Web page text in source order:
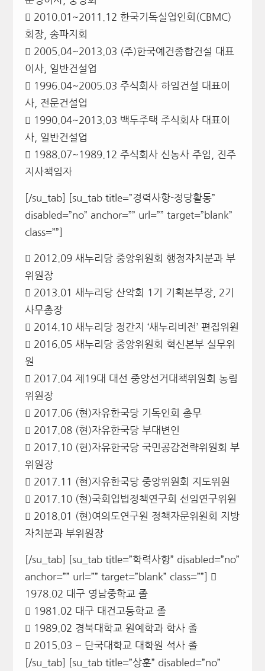
 2010.01~2011.12 한국기독실업인회(CBMC)
회장, 송파지회
 2005.04~2013.03 (주)한국예건종합건설 대표
이사, 일반건설업
 1996.04~2005.03 주식회사 하임건설 대표이
사, 전문건설업
 1990.04~2013.03 백두주택 주식회사 대표이
사, 일반건설업
 1988.07~1989.12 주식회사 신농사 주임, 진주
지사책임자
[/su_tab] [su_tab title=”경력사항-정당활동”
disabled=”no” anchor=”” url=”” target=”blank”
class=””]
 2012.09 새누리당 중앙위원회 행정자치분과 부
위원장
 2013.01 새누리당 산악회 1기 기획본부장, 2기
사무총장
 2014.10 새누리당 정간지 ‘새누리비전’ 편집위원
 2016.05 새누리당 중앙위원회 혁신본부 실무위
원
 2017.04 제19대 대선 중앙선거대책위원회 농림
위원장
 2017.06 (현)자유한국당 기독인회 총무
 2017.08 (현)자유한국당 부대변인
 2017.10 (현)자유한국당 국민공감전략위원회 부
위원장
 2017.11 (현)자유한국당 중앙위원회 지도위원
 2017.10 (현)국회입법정책연구회 선임연구위원
 2018.01 (현)여의도연구원 정책자문위원회 지방
자치분과 부위원장
[/su_tab] [su_tab title=”학력사항” disabled=”no”
anchor=”” url=”” target=”blank” class=””] 
1978.02 대구 영남중학교 졸
 1981.02 대구 대건고등학교 졸
 1989.02 경북대학교 원예학과 학사 졸
 2015.03 ~ 단국대학교 대학원 석사 졸
[/su_tab] [su_tab title=”상훈” disabled=”no”